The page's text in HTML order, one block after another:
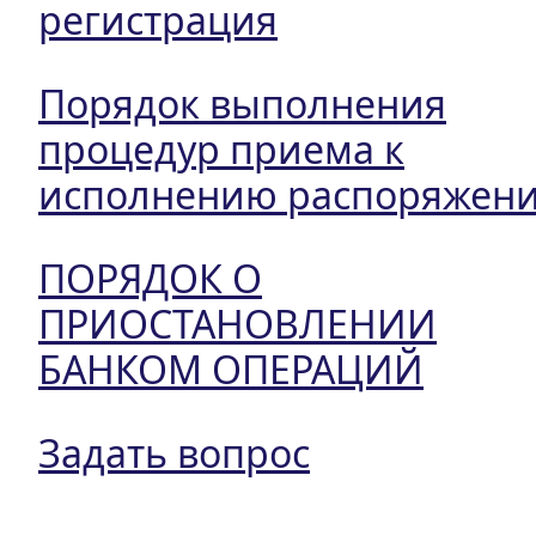
регистрация
Порядок выполнения
процедур приема к
исполнению
ПОРЯДОК О
ПРИОСТАНОВЛЕНИИ
БАНКОМ ОПЕРАЦИЙ
Задать вопрос